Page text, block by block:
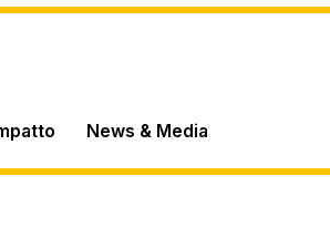
News & Media